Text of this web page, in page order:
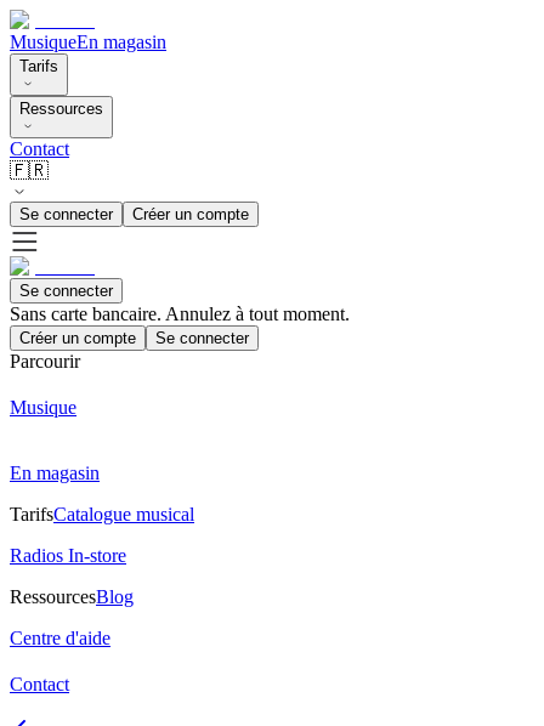
MusiqueEn magasin
Tarifs
Ressources
Contact
🇫🇷
Se connecter Créer un compte
Se connecter
Sans carte bancaire. Annulez à tout moment.
Créer un compte Se connecter
Parcourir
Musique
En magasin
TarifsCatalogue musical
Radios In-store
RessourcesBlog
Centre d'aide
Contact